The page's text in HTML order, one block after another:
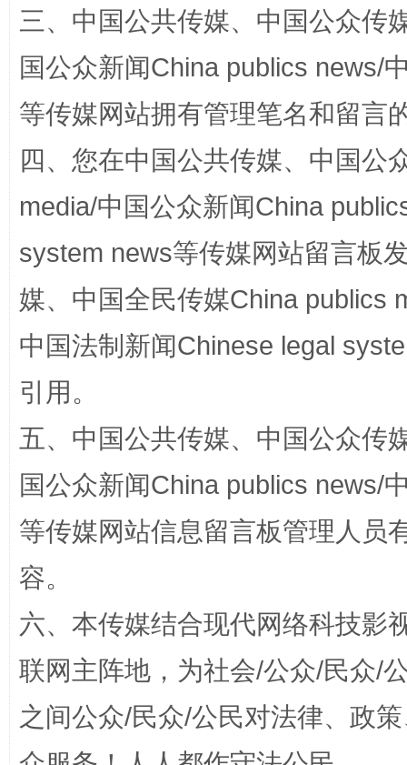
阿坝州三大球赛在茂县开幕
国家大学科技园优化重塑工作
扯下公款旅游的“隐身衣” 如何以
三、中国公共传媒、中国公众传
国公众新闻China publics news/
等传媒网站拥有管理笔名和留言
四、您在中国公共传媒、中国公
media/中国公众新闻China
system news等传媒网站留言板
媒、中国全民传媒China publics
中国法制新闻Chinese legal
引用。
五、中国公共传媒、中国公众传
国公众新闻China publics news/
等传媒网站信息留言板管理人员
容。
六、本传媒结合现代网络科技影
联网主阵地，为社会/公众/民众/
之间公众/民众/公民对法律、政